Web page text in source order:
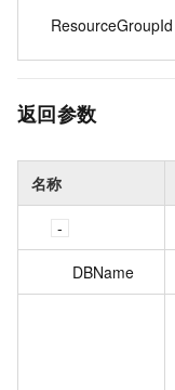
ResourceGroupId
返回参数
名称
DBName